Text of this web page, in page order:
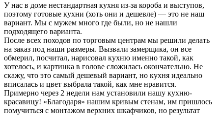
У нас в доме нестандартная кухня из-за короба и выступов,
поэтому готовые кухни (хоть они и дешевле) — это не наш
вариант. Мы с мужем много где были, но не нашли
подходящего варианта.
После всех походов по торговым центрам мы решили делать
на заказ под наши размеры. Вызвали замерщика, он все
обмерил, посчитал, нарисовал кухню именно такой, как
хотелось, и картинка в голове сложилась окончательно. Не
скажу, что это самый дешевый вариант, но кухня идеально
вписалась и цвет выбрала такой, как мне нравится.
Примерно через 2 недели нам установили нашу кухню-
красавицу! «Благодаря» нашим кривым стенам, им пришлось
помучиться с монтажом верхних шкафчиков, но результат